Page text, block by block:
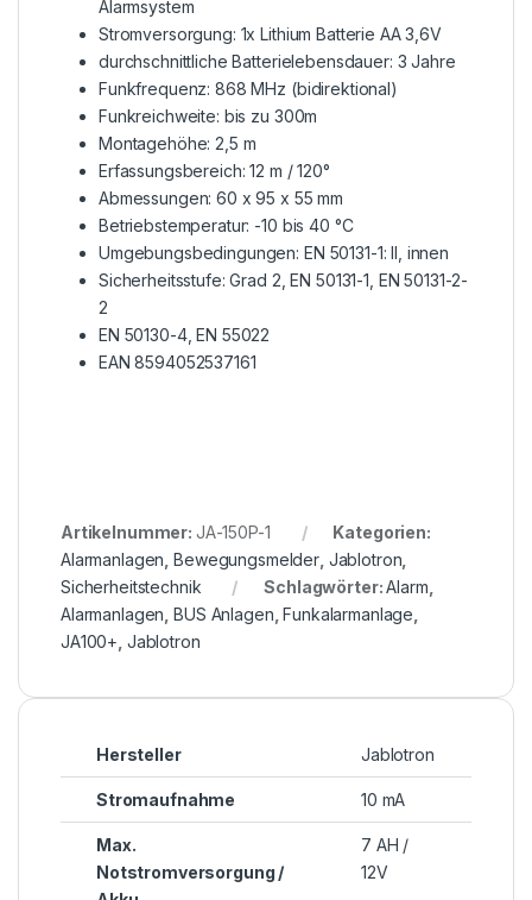
Alarmsystem
Stromversorgung: 1x Lithium Batterie AA 3,6V
durchschnittliche Batterielebensdauer: 3 Jahre
Funkfrequenz: 868 MHz (bidirektional)
Funkreichweite: bis zu 300m
Montagehöhe: 2,5 m
Erfassungsbereich: 12 m / 120°
Abmessungen: 60 x 95 x 55 mm
Betriebstemperatur: -10 bis 40 °C
Umgebungsbedingungen: EN 50131-1: II, innen
Sicherheitsstufe: Grad 2, EN 50131-1, EN 50131-2-
2
EN 50130-4, EN 55022
EAN 8594052537161
Artikelnummer: JA-150P-1
Kategorien:
Alarmanlagen ,Bewegungsmelder, Jablotron
Sicherheitstechnik
Schlagwörter:Alarm
Alarmanlagen ,BUS Anlagen ,Funkalarmanlage
JA100+ Jablotron
Hersteller Jablotron
Stromaufnahme 10 mA
Max.
Notstromversorgung /
7 AH /
12V